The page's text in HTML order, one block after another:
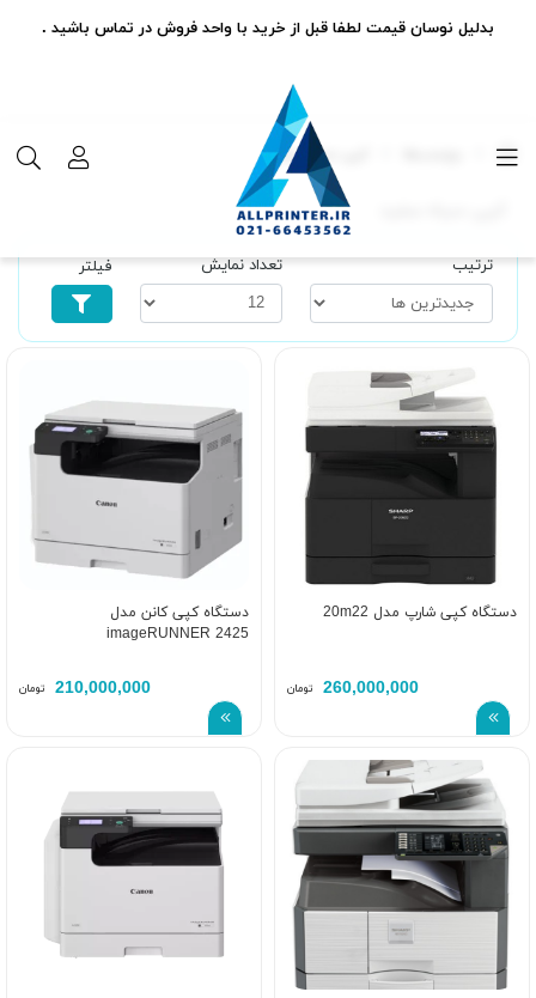
کپی سیاه سفید
ترتیب تعداد نمایش فیلتر
دستگاه کپی شارپ مدل 20m22
260,000,000 تومان
دستگاه کپی کانن مدل
imageRUNNER 2425
210,000,000 تومان
بدلیل نوسان قیمت لطفا قبل از خرید با واحد فروش در تماس باشید .